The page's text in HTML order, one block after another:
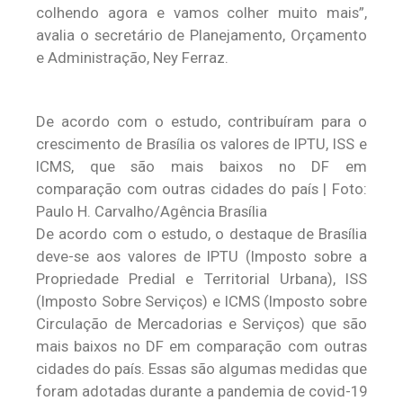
colhendo agora e vamos colher muito mais”,
avalia o secretário de Planejamento, Orçamento
e Administração, Ney Ferraz.
De acordo com o estudo, contribuíram para o
crescimento de Brasília os valores de IPTU, ISS e
ICMS, que são mais baixos no DF em
comparação com outras cidades do país | Foto:
Paulo H. Carvalho/Agência Brasília
De acordo com o estudo, o destaque de Brasília
deve-se aos valores de IPTU (Imposto sobre a
Propriedade Predial e Territorial Urbana), ISS
(Imposto Sobre Serviços) e ICMS (Imposto sobre
Circulação de Mercadorias e Serviços) que são
mais baixos no DF em comparação com outras
cidades do país. Essas são algumas medidas que
foram adotadas durante a pandemia de covid-19